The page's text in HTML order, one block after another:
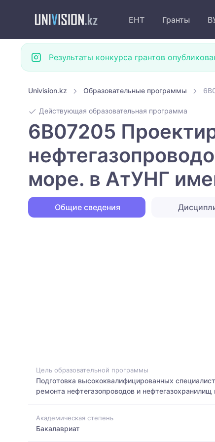
ЕНТ Гранты
Результаты конкурса грантов
Univision.kz Образовательные программы
Действующая образовательная программа
6B07205
море. в АтУНГ
Общие сведения
Цель образовательной программы
Подготовка высококвалифицированных
ремонта нефтегазопроводов и
Академическая степень
Бакалавриат